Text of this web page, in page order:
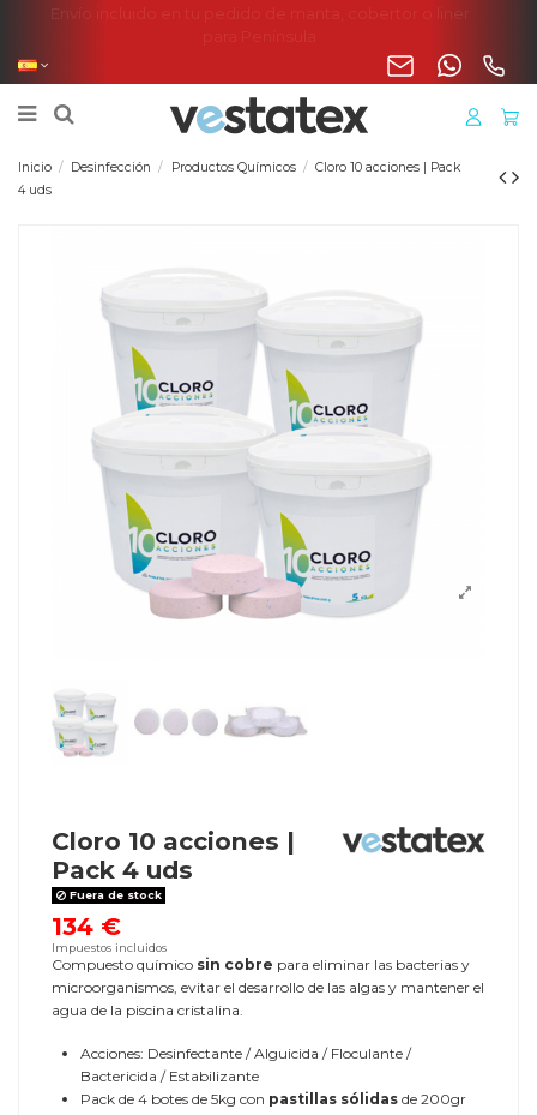
Inicio Desinfección Productos Químicos
Cloro 10 acciones | Pack
4 uds
Cloro 10 acciones |
Pack 4 uds
Fuera de stock
134 €
Impuestos incluidos
Compuesto químico sin cobre para eliminar las bacterias y
microorganismos, evitar el desarrollo de las algas y mantener el
agua de la piscina cristalina.
Acciones: Desinfectante / Alguicida / Floculante /
Bactericida / Estabilizante
Pack de 4 botes de 5kg con pastillas sólidas de 200gr